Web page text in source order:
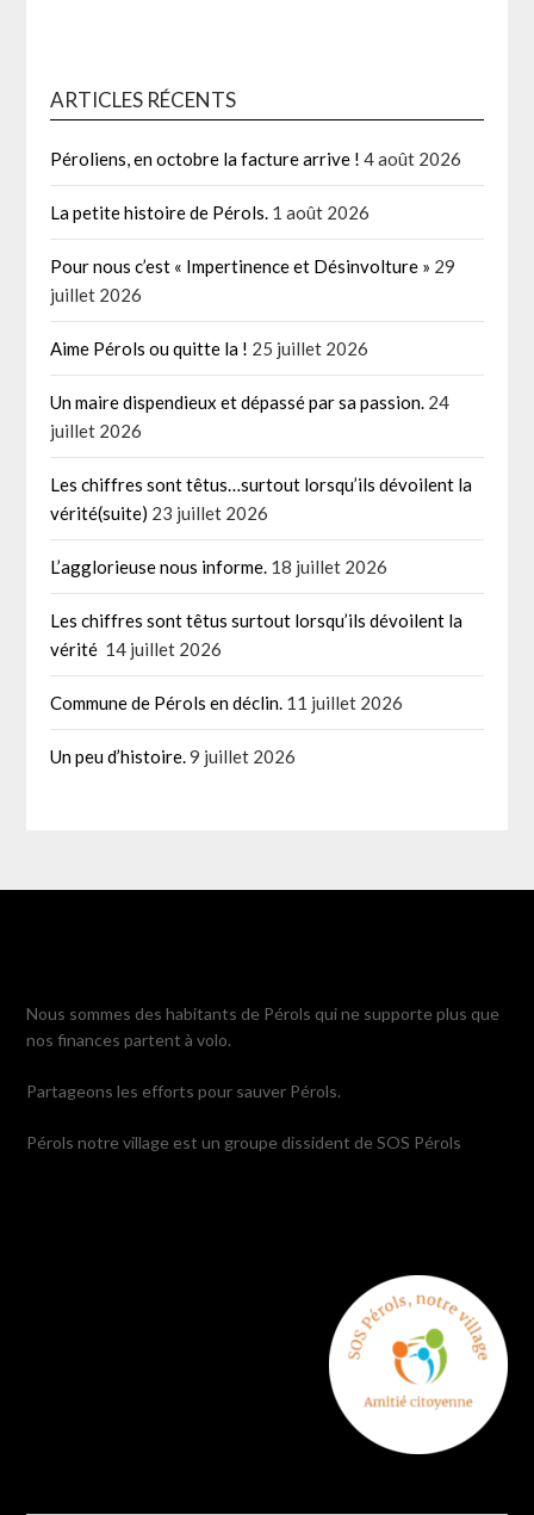
ARTICLES RÉCENTS
Péroliens, en octobre la facture arrive ! 4 août 2026
La petite histoire de Pérols. 1 août 2026
Pour nous c’est « Impertinence et Désinvolture » 29
juillet 2026
Aime Pérols ou quitte la ! 25 juillet 2026
Un maire dispendieux et dépassé par sa passion. 24
juillet 2026
Les chiffres sont têtus…surtout lorsqu’ils dévoilent la
vérité(suite) 23 juillet 2026
L’agglorieuse nous informe. 18 juillet 2026
Les chiffres sont têtus surtout lorsqu’ils dévoilent la
vérité 14 juillet 2026
Commune de Pérols en déclin. 11 juillet 2026
Un peu d’histoire.9 juillet 2026
Nous sommes des habitants de Pérols qui ne supporte plus que
nos finances partent à volo.
Partageons les efforts pour sauver Pérols.
Pérols notre village est un groupe dissident de SOS Pérols